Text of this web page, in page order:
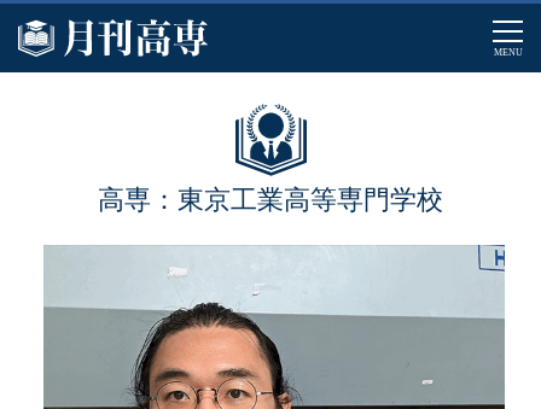
MENU
高専：東京工業高等専門学校